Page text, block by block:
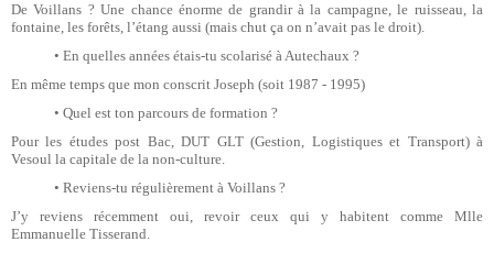
De Voillans ? Une chance énorme de grandir à la campagne, le ruisseau, la
fontaine, les forêts, l’étang aussi (mais chut ça on n’avait pas le droit).
• En quelles années étais-tu scolarisé à Autechaux ?
En même temps que mon conscrit Joseph (soit 1987 - 1995)
• Quel est ton parcours de formation ?
Pour les études post Bac, DUT GLT (Gestion, Logistiques et Transport) à
Vesoul la capitale de la non-culture.
• Reviens-tu régulièrement à Voillans ?
J’y reviens récemment oui, revoir ceux qui y habitent comme Mlle
Emmanuelle Tisserand.